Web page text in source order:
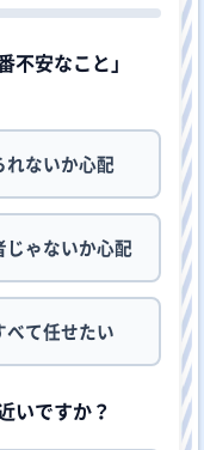
安なこと」
れないか心配
じゃないか心配
て任せたい
いですか？